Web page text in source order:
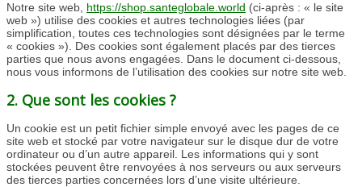
Notre site web, https://shop.santeglobale.world (ci-après : « le site
web ») utilise des cookies et autres technologies liées (par
simplification, toutes ces technologies sont désignées par le terme
« cookies »). Des cookies sont également placés par des tierces
parties que nous avons engagées. Dans le document ci-dessous,
nous vous informons de l’utilisation des cookies sur notre site web.
2. Que sont les cookies ?
Un cookie est un petit fichier simple envoyé avec les pages de ce
site web et stocké par votre navigateur sur le disque dur de votre
ordinateur ou d’un autre appareil. Les informations qui y sont
stockées peuvent être renvoyées à nos serveurs ou aux serveurs
des tierces parties concernées lors d’une visite ultérieure.